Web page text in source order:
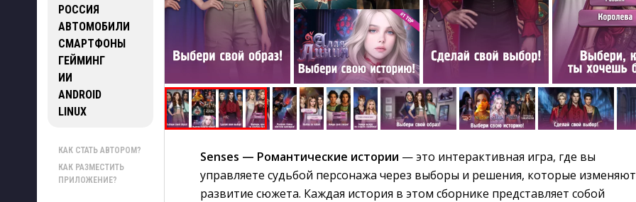
РОССИЯ
АВТОМОБИЛИ
СМАРТФОНЫ
ГЕЙМИНГ
ИИ
ANDROID
LINUX
КАК СТАТЬ АВТОРОМ?
КАК РАЗМЕСТИТЬ
ПРИЛОЖЕНИЕ?
Senses — Романтические истории — это интерактивная игра, где вы
управляете судьбой персонажа через выборы и решения, которые изменяют
развитие сюжета. Каждая история в этом сборнике представляет собой